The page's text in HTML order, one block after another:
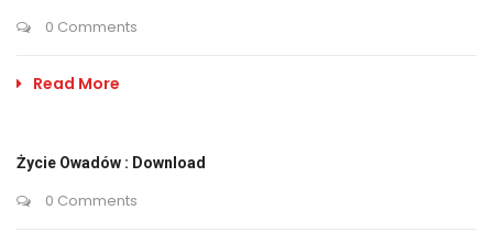
0 Comments
Read More
Życie Owadów : Download
0 Comments